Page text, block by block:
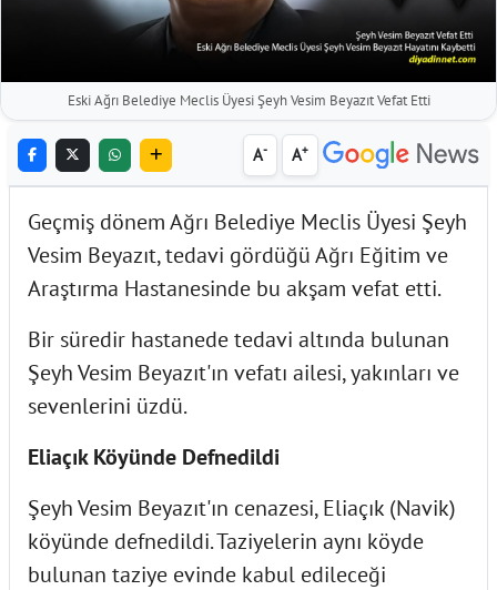
Eski Ağrı Belediye Meclis Üyesi Şeyh Vesim Beyazıt Vefat Etti
A- A+
Geçmiş dönem Ağrı Belediye Meclis Üyesi Şeyh
Vesim Beyazıt, tedavi gördüğü Ağrı Eğitim ve
Araştırma Hastanesinde bu akşam vefat etti.
Bir süredir hastanede tedavi altında bulunan
Şeyh Vesim Beyazıt'ın vefatı ailesi, yakınları ve
sevenlerini üzdü.
Eliaçık Köyünde Defnedildi
Şeyh Vesim Beyazıt'ın cenazesi, Eliaçık (Navik)
köyünde defnedildi. Taziyelerin aynı köyde
bulunan taziye evinde kabul edileceği